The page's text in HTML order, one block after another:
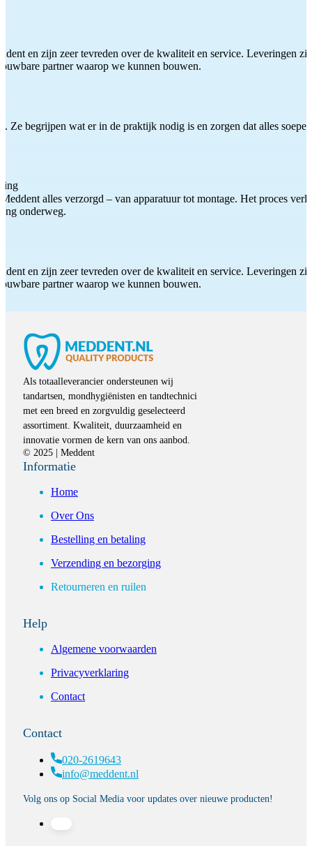
en zijn zeer tevreden over de kwaliteit en service. Leveringen
partner waarop we kunnen bouwen.
Ze begrijpen wat er in de praktijk nodig is en zorgen dat alles
alles verzorgd – van apparatuur tot montage. Het proces
onderweg.
en zijn zeer tevreden over de kwaliteit en service. Leveringen
partner waarop we kunnen bouwen.
Als totaalleverancier ondersteunen wij
tandartsen, mondhygiënisten en tandtechnici
met een breed en zorgvuldig geselecteerd
assortiment. Kwaliteit, duurzaamheid en
innovatie vormen de kern van ons aanbod.
© 2025 | Meddent
Informatie
Home
Over Ons
Bestelling en betaling
Verzending en bezorging
Retourneren en ruilen
Help
Algemene voorwaarden
Privacyverklaring
Contact
Contact
020-2619643
info@meddent.nl
Volg ons op Social Media voor updates over nieuwe producten!